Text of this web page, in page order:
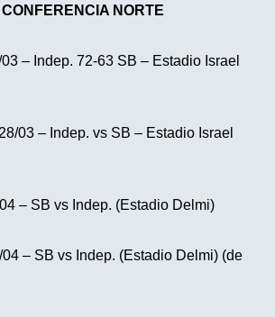
NORTE
– Indep. 72-63 SB – Estadio Israel
03 – Indep. vs SB – Estadio Israel
– SB vs Indep. (Estadio Delmi)
– SB vs Indep. (Estadio Delmi) (de